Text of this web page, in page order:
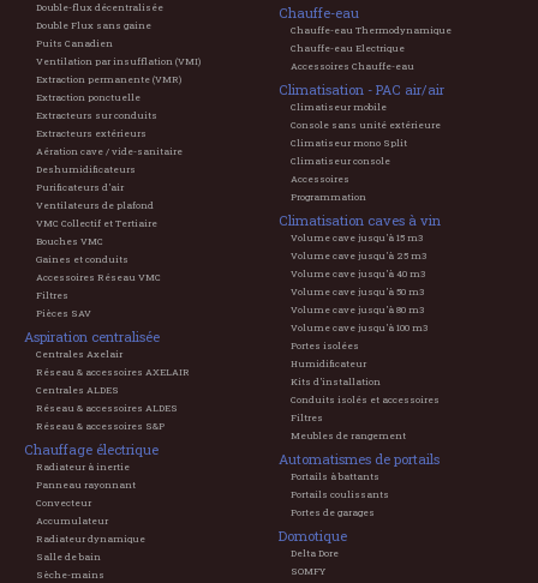
Double-flux décentralisée
Double Flux sans gaine
Puits Canadien
Ventilation par insufflation (VMI)
Extraction permanente (VMR)
Extraction ponctuelle
Extracteurs sur conduits
Extracteurs extérieurs
Aération cave / vide-sanitaire
Deshumidificateurs
Purificateurs d'air
Ventilateurs de plafond
VMC Collectif et Tertiaire
Bouches VMC
Gaines et conduits
Accessoires Réseau VMC
Filtres
Pièces SAV
Aspiration centralisée
Centrales Axelair
Réseau & accessoires AXELAIR
Centrales ALDES
Réseau & accessoires ALDES
Réseau & accessoires S&P
Chauffage électrique
Radiateur à inertie
Panneau rayonnant
Convecteur
Accumulateur
Radiateur dynamique
Salle de bain
Sèche-mains
Chauffe-eau
Chauffe-eau Thermodynamique
Chauffe-eau Electrique
Accessoires Chauffe-eau
Climatisation - PAC air/air
Climatiseur mobile
Console sans unité extérieure
Climatiseur mono Split
Climatiseur console
Accessoires
Programmation
Climatisation caves à vin
Volume cave jusqu'à 15 m3
Volume cave jusqu'à 25 m3
Volume cave jusqu'à 40 m3
Volume cave jusqu'à 50 m3
Volume cave jusqu'à 80 m3
Volume cave jusqu'à 100 m3
Portes isolées
Humidificateur
Kits d'installation
Conduits isolés et accessoires
Filtres
Meubles de rangement
Automatismes de portails
Portails à battants
Portails coulissants
Portes de garages
Domotique
Delta Dore
SOMFY